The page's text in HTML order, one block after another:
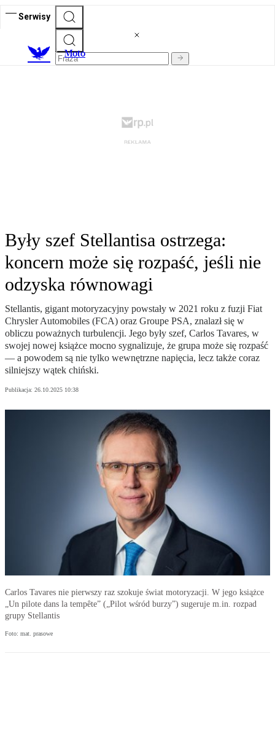
Serwisy
Moto
Były szef Stellantisa ostrzega:
koncern może się rozpaść, jeśli nie
odzyska równowagi
Stellantis, gigant motoryzacyjny powstały w 2021 roku z fuzji Fiat
Chrysler Automobiles (FCA) oraz Groupe PSA, znalazł się w
obliczu poważnych turbulencji. Jego były szef, Carlos Tavares, w
swojej nowej książce mocno sygnalizuje, że grupa może się rozpaść
— a powodem są nie tylko wewnętrzne napięcia, lecz także coraz
silniejszy wątek chiński.
Publikacja: 26.10.2025 10:38
Carlos Tavares nie pierwszy raz szokuje świat motoryzacji. W jego książce
„Un pilote dans la tempête” („Pilot wśród burzy”) sugeruje m.in. rozpad
grupy Stellantis
Foto: mat. prasowe